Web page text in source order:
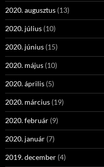
2020. augusztus (13)
2020. július (10)
2020. június (15)
2020. május (10)
2020. április (5)
2020. március (19)
2020. február (9)
2020. január (7)
2019. december (4)